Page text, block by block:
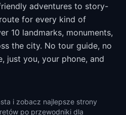
adventures to story-
for every kind of
10 landmarks, monuments,
the city. No tour guide, no
just you, your phone, and
i zobacz najlepsze strony
po przewodniki dla